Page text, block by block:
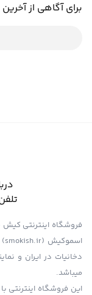
برای آگاهی از
فروشگاه اینترنتی
دخانیات در ایران و
میباشد.
این فروشگاه اینترنتی